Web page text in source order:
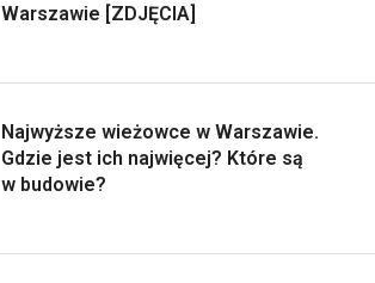
Warszawie [ZDJĘCIA]
Najwyższe wieżowce w Warszawie.
Gdzie jest ich najwięcej? Które są
w budowie?